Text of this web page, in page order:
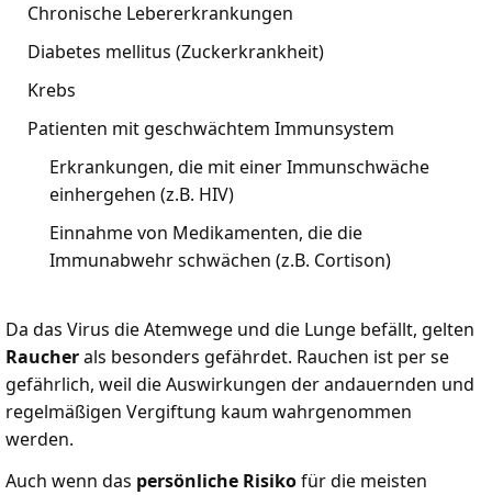
Chronische Lebererkrankungen
Diabetes mellitus (Zuckerkrankheit)
Krebs
Patienten mit geschwächtem Immunsystem
Erkrankungen, die mit einer Immunschwäche
einhergehen (z.B. HIV)
Einnahme von Medikamenten, die die
Immunabwehr schwächen (z.B. Cortison)
Da das Virus die Atemwege und die Lunge befällt, gelten
Raucherals besonders gefährdet. Rauchen ist per se
gefährlich, weil die Auswirkungen der andauernden und
regelmäßigen Vergiftung kaum wahrgenommen
werden.
Auch wenn das persönliche Risikofür die meisten